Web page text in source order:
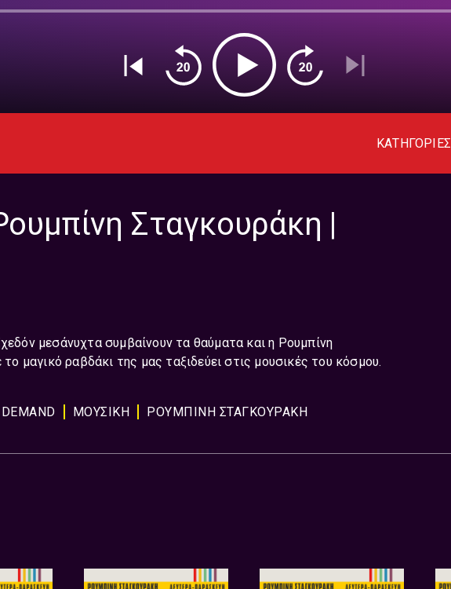
ΚΑΤΗΓΟΡΙΕΣ
Σταγκουράκη |
μεσάνυχτα συμβαίνουν τα θαύματα και η Ρουμπίνη
μαγικό ραβδάκι της μας ταξιδεύει στις μουσικές του κόσμου.
ΜΟΥΣΙΚΗ ΡΟΥΜΠΙΝΗ ΣΤΑΓΚΟΥΡΑΚΗ